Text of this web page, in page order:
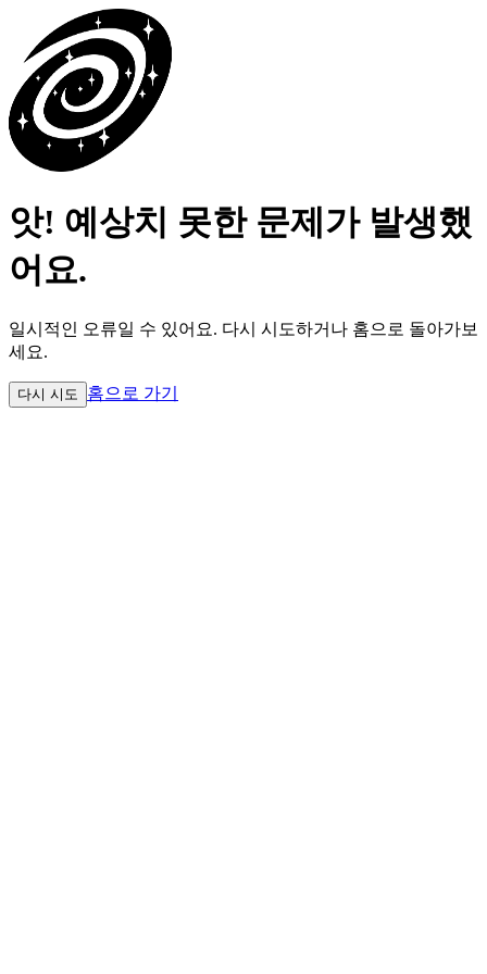
앗! 예상치 못한 문제가 발생했
어요.
일시적인 오류일 수 있어요. 다시 시도하거나 홈으로 돌아가보
세요.
다시 시도 홈으로 가기